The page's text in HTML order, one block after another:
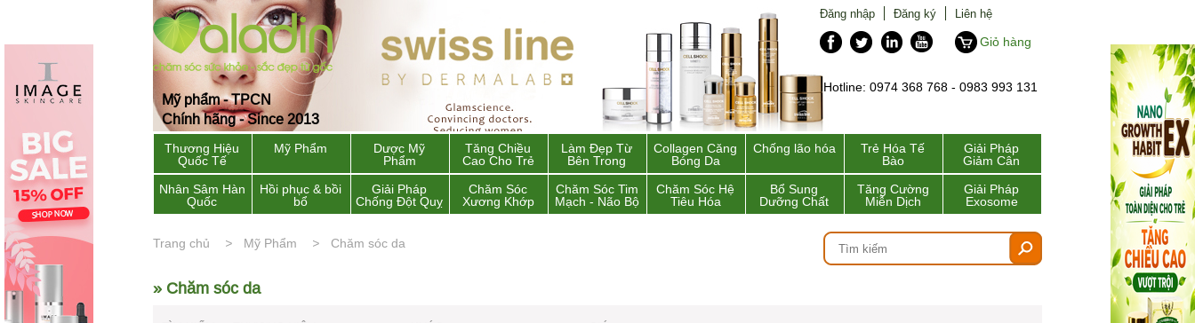
Mỹ phẩm - TPCN
Chính hãng - Since 2013
Đăng nhập Đăng ký
Liên hệ
Giỏ hàng
Hotline: 0974 368 768 - 0983 993 131
Thương Hiệu
Quốc Tế
Mỹ Phẩm
Dược Mỹ
Phẩm
Tăng Chiều
Cao Cho Trẻ
Làm Đẹp Từ
Bên Trong
Collagen Căng
Bóng Da
Chống lão hóa
Trẻ Hóa Tế
Bào
Giải Pháp
Giảm Cân
Nhân Sâm Hàn
Quốc
Hồi phục & bồi
bổ
Giải Pháp
Chống Đột Quỵ
Chăm Sóc
Xương Khớp
Chăm Sóc Tim
Mạch - Não Bộ
Chăm Sóc Hệ
Tiêu Hóa
Bổ Sung
Dưỡng Chất
Tăng Cường
Miễn Dịch
Giải Pháp
Exosome
Trang chủ Mỹ Phẩm Chăm sóc da
» Chăm sóc da